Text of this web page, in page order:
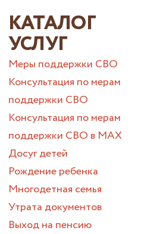
КАТАЛОГ
УСЛУГ
Меры поддержки СВО
Консультация по мерам
поддержки СВО
Консультация по мерам
поддержки СВО в МАХ
Досуг детей
Рождение ребенка
Многодетная семья
Утрата документов
Выход на пенсию